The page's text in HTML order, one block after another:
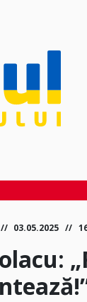
03.05.2025